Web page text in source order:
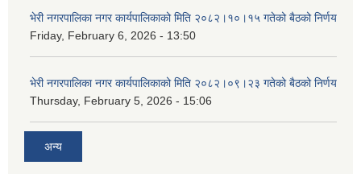
भेरी नगरपालिका नगर कार्यपालिकाको मिति २०८२।१०।१५ गतेको बैठको निर्णय
Friday, February 6, 2026 - 13:50
भेरी नगरपालिका नगर कार्यपालिकाको मिति २०८२।०९।२३ गतेको बैठको निर्णय
Thursday, February 5, 2026 - 15:06
अन्य